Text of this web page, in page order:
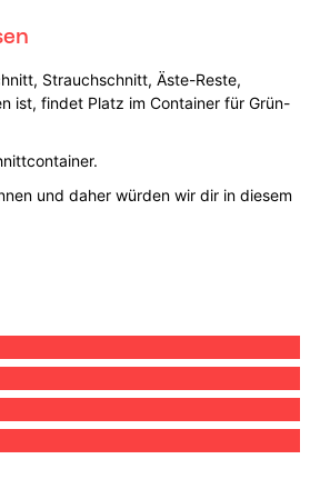
Strauchschnitt, Äste-Reste,
ist, findet Platz im Container für Grün-
und daher würden wir dir in diesem